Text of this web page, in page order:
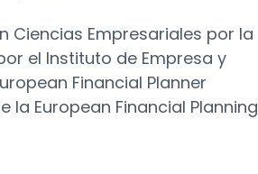
Ciencias Empresariales por la
el Instituto de Empresa y
Financial Planner
la European Financial Planning